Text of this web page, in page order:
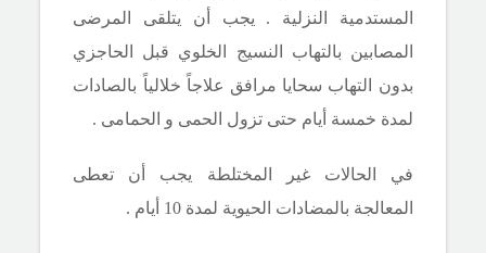
المستدمية النزلية . يجب أن يتلقى المرضى
المصابين بالتهاب النسيج الخلوي قبل الحاجزي
بدون التهاب سحايا مرافق علاجاً خلالياً بالصادات
لمدة خمسة أيام حتى تزول الحمى و الحمامى .
في الحالات غير المختلطة يجب أن تعطى
المعالجة بالمضادات الحيوية لمدة 10 أيام .